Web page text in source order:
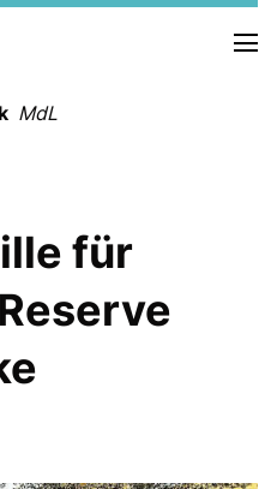
MdL
WERTE
WEGMARKEN
MENSCH
für